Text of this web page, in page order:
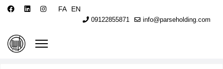
FA EN
09122855871 info@parseholding.com